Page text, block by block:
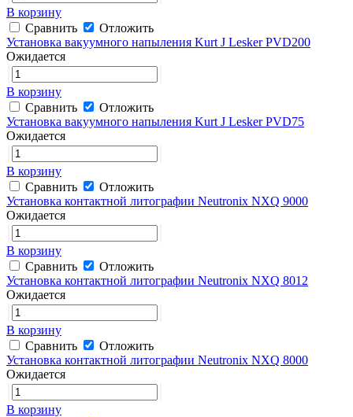
В корзину
Сравнить
Отложить
Установка вакуумного напыления Kurt J Lesker PVD200
Ожидается
В корзину
Сравнить
Отложить
Установка вакуумного напыления Kurt J Lesker PVD75
Ожидается
В корзину
Сравнить
Отложить
Установка контактной литографии Neutronix NXQ 9000
Ожидается
В корзину
Сравнить
Отложить
Установка контактной литографии Neutronix NXQ 8012
Ожидается
В корзину
Сравнить
Отложить
Установка контактной литографии Neutronix NXQ 8000
Ожидается
В корзину